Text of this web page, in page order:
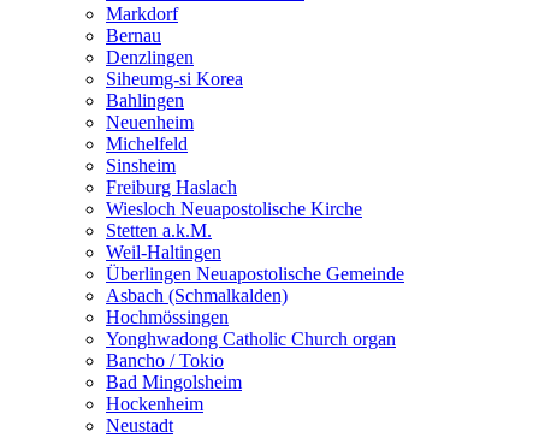
Markdorf
Bernau
Denzlingen
Siheumg-si Korea
Bahlingen
Neuenheim
Michelfeld
Sinsheim
Freiburg Haslach
Wiesloch Neuapostolische Kirche
Stetten a.k.M.
Weil-Haltingen
Überlingen Neuapostolische Gemeinde
Asbach (Schmalkalden)
Hochmössingen
Yonghwadong Catholic Church organ
Bancho / Tokio
Bad Mingolsheim
Hockenheim
Neustadt